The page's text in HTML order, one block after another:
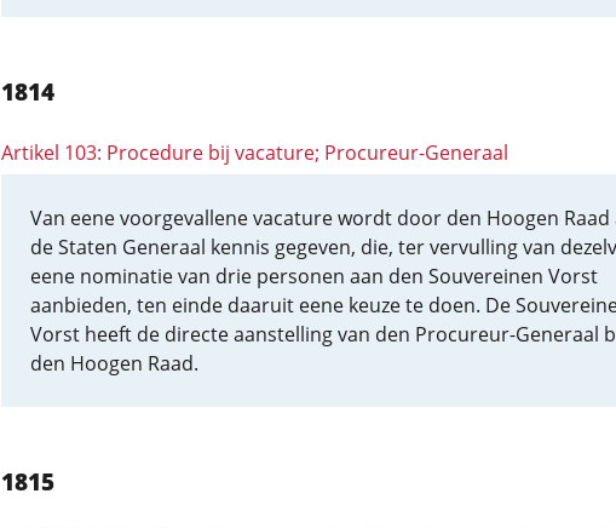
1814
Artikel 103: Procedure bij vacature; Procureur-Generaal
Van eene voorgevallene vacature wordt door den Hoogen Raad
de Staten Generaal kennis gegeven, die, ter vervulling van
eene nominatie van drie personen aan den Souvereinen Vorst
aanbieden, ten einde daaruit eene keuze te doen. De
Vorst heeft de directe aanstelling van den Procureur-Generaal
den Hoogen Raad.
1815